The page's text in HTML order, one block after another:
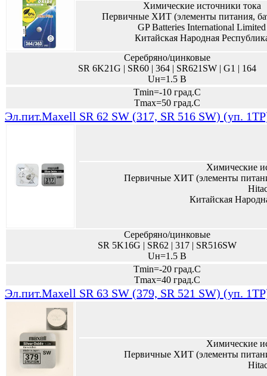
Химические источники тока
Первичные ХИТ (элементы питания,
GP Batteries International Limited
Китайская Народная
Серебряно/цинковые
SR 6K21G | SR60 | 364 | SR621SW | G1 | 164
Uн=1.5 В
Tmin=-10 град.С
Tmax=50 град.С
Эл.пит.Maxell SR 62 SW (317, SR 516 SW) (уп.
Химические
Первичные ХИТ (элементы
Китайская
Серебряно/цинковые
SR 5K16G | SR62 | 317 | SR516SW
Uн=1.5 В
Tmin=-20 град.С
Tmax=40 град.С
Эл.пит.Maxell SR 63 SW (379, SR 521 SW) (уп.
Химические
Первичные ХИТ (элементы